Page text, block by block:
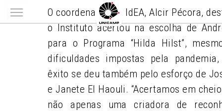
Main menuO coordenador do IdEA, Alcir Pécora,
o Instituto acertou na escolha de
para o Programa “Hilda Hilst”,
dificuldades impostas pela
êxito se deu também pelo esforço de
e Janete El Haouli. “Acertamos em
não apenas uma criadora de